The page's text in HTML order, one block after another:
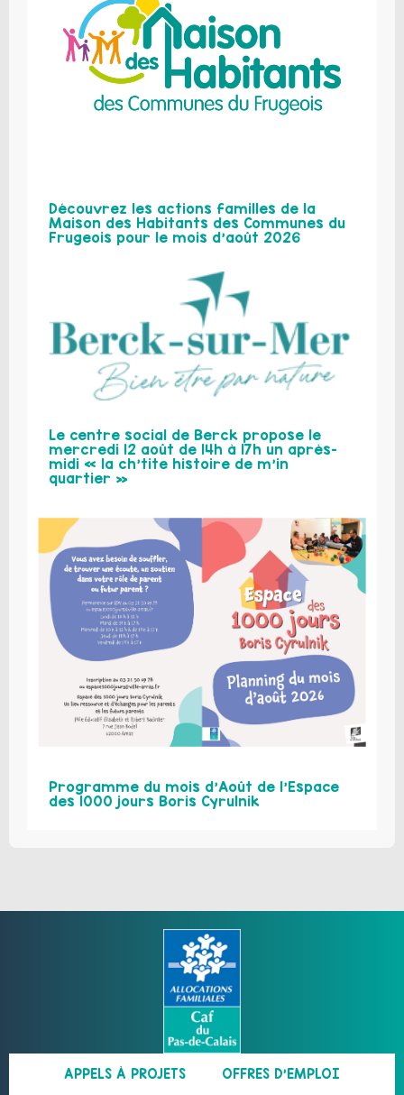
Découvrez les actions familles de la
Maison des Habitants des Communes du
Frugeois pour le mois d’août 2026
Le centre social de Berck propose le
mercredi 12 août de 14h à 17h un après-
midi « la ch’tite histoire de m’in
quartier »
Programme du mois d’Août de l’Espace
des 1000 jours Boris Cyrulnik
APPELS À PROJETS OFFRES D’EMPLOI